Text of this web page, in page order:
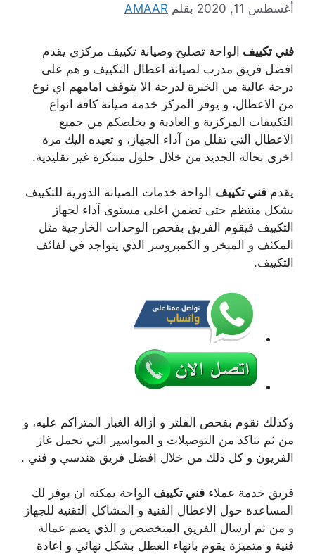
أغسطس 11, 2020 بقلم AMAAR
فني تكييف الواحة تصليح وصيانة تكييف مركزي يقدم
افضل فريق مدرب لصيانة اعطال التكييف و هم على
درجة عالية من الخبرة لدرجة الا يتوقف امامهم اي نوع
من الاعطال، و يوفر المركز خدمة صيانة كافة انواع
التكييفات المركزية و العادية و يخلصكم من جميع
الاعطال التي تقلل من آداء الجهاز، و تعيده اليك مرة
اخرى بحالة الجديد من خلال حلول مبتكرة غير تقليدية.
يقدم فني تكييف الواحة خدمات الصيانة الدورية للتكييف
بشكل منتظم حتى تضمن اعلى مستوى آداء لجهاز
التكييف فيقوم الفريق بفحص الوحدات الخارجية مثل
المكثف و المبخر و الكمبروسر الذي يتواجد في لفائف
التكييف.
وكذلك نقوم بفحص الفلتر و ازالة الغبار المتراكم عليه، و
من ثم نتاكد من التوصيلات و المواسير التي تحمل غاز
الفريون و كل ذلك من خلال افضل فريق هندسي و فني .
فريق خدمة عملاء فني تكييف الواحة يمكنه ان يوفر لك
المساعدة حول الاعطال الفنية و المشاكل التقنية للجهاز
و من ثم ارسال الفريق المتخصص و الذي يضم عمالة
فنية و متميزة يقوم بانهاء العطل بشكل نهائي و اعادة